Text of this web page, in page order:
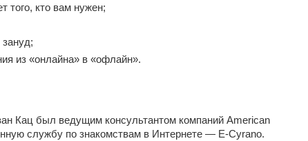
того, кто вам нужен;
из «онлайна» в «офлайн».
Кац был ведущим консультантом компаний American
службу по знакомствам в Интернете — E-Cyrano.